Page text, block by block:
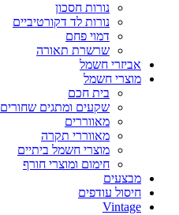
נורות חסכון
נורות לד דקורטיביים
דמוי פחם
שרשרת תאורה
אביזרי חשמל
מוצרי חשמל
בית חכם
שקעים ומתגים שחורים
מאווררים
מאווררי תקרה
מוצרי חשמל ביתיים
חימום ומוצרי חורף
מבצעים
חיסול עודפים
Vintage